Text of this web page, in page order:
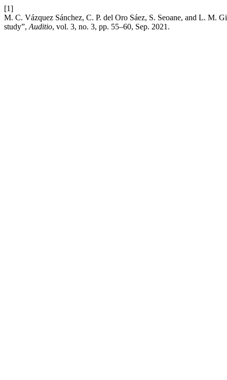
[1]
M. C. Vázquez Sánchez, C. P. del Oro Sáez, S. Seoane, and L. M.
study”, Auditio, vol. 3, no. 3, pp. 55–60, Sep. 2021.